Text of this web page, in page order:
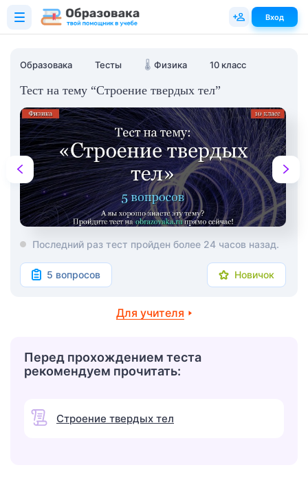
Образовака Тесты 🌡️ Физика 10 класс
Тест на тему “Строение твердых тел”
Последний раз тест пройден более 24 часов назад.
5 вопросов Новичок
Для учителя
Перед прохождением теста
рекомендуем прочитать:
Строение твердых тел
Вход